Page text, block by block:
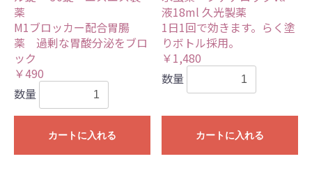
薬
M1ブロッカー配合胃腸
薬 過剰な胃酸分泌をブロ
ック
￥490
数量
カートに入れる
液18ml 久光製薬
1日1回で効きます。らく塗
りボトル採用。
￥1,480
数量
カートに入れる